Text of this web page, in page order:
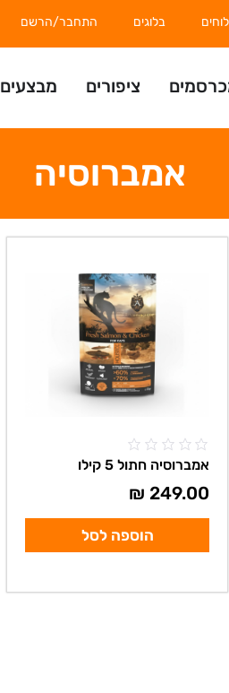
בלוגים התחבר/הרשם
ציפורים מבצעים
אמברוסיה
אמברוסיה חתול 5 קילו
249.00
₪
הוספה לסל